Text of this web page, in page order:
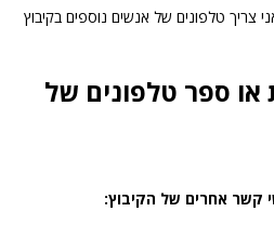
צריך טלפונים של אנשים נוספים בקיבוץ
או ספר טלפונים של
קשר אחרים של הקיבוץ: